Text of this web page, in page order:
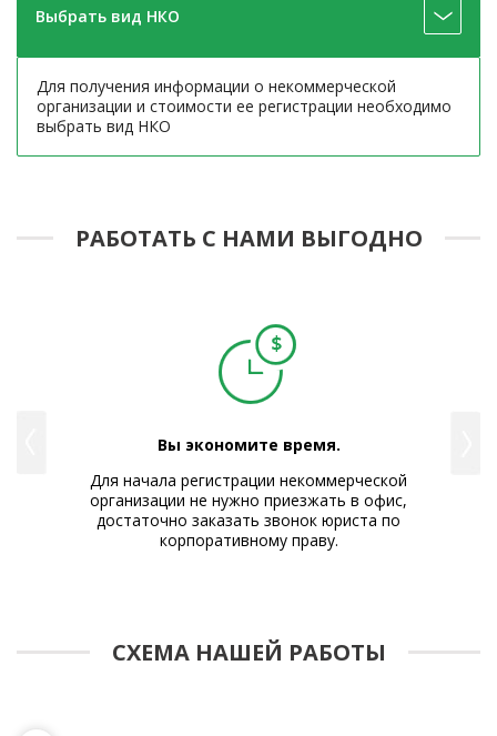
Выбрать вид НКО
Для получения информации о некоммерческой
организации и стоимости ее регистрации необходимо
выбрать вид НКО
РАБОТАТЬ С НАМИ ВЫГОДНО
Вы экономите время.
Для начала регистрации некоммерческой
организации не нужно приезжать в офис,
достаточно заказать звонок юриста по
корпоративному праву.
СХЕМА НАШЕЙ РАБОТЫ